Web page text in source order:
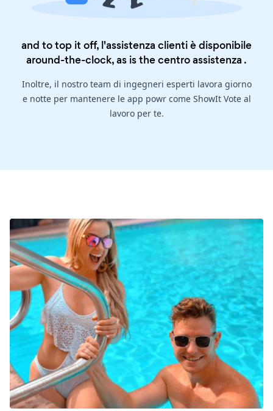
and to top it off, l'assistenza clienti è disponibile
around-the-clock, as is thecentro assistenza .
Inoltre, il nostro team di ingegneri esperti lavora giorno
e notte per mantenere le app powr come ShowIt Vote al
lavoro per te.